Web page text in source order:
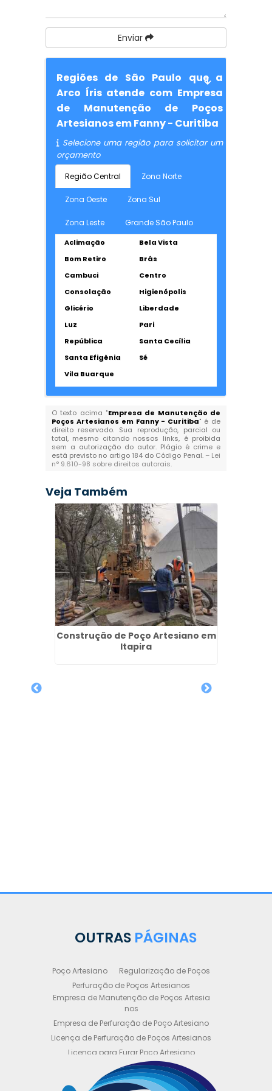
Enviar
Regiões de São Paulo que a
Arco Íris atende com Empresa
de Manutenção de Poços
Artesianos em Fanny - Curitiba
Selecione uma região para solicitar um
orçamento
Região Central Zona Norte
Zona Oeste Zona Sul
Zona Leste Grande São Paulo
Aclimação
Bela Vista
Bom Retiro
Brás
Cambuci
Centro
Consolação
Higienópolis
Glicério
Liberdade
Luz
Pari
República
Santa Cecília
Santa Efigênia
Sé
Vila Buarque
O texto acima "Empresa de Manutenção de
Poços Artesianos em Fanny - Curitiba" é de
direito reservado. Sua reprodução, parcial ou
total, mesmo citando nossos links, é proibida
sem a autorização do autor. Plágio é crime e
está previsto no artigo 184 do Código Penal. – Lei
n° 9.610-98 sobre direitos autorais.
Veja Também
Construção de Poço Artesiano em
Itapira
OUTRAS PÁGINAS
Poço Artesiano
Regularização de Poços
Perfuração de Poços Artesianos
Empresa de Manutenção de Poços Artesia
nos
Empresa de Perfuração de Poço Artesiano
Licença de Perfuração de Poços Artesianos
Licença para Furar Poço Artesiano
Licença para Perfuração de Poço Artesiano
Licença para Poço Semi Artesiano